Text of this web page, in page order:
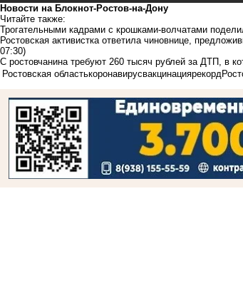
Новости на Блoкнoт-Ростов-на-Дону
Читайте также:
Трогательными кадрами с крошками-волчатами
Ростовская активистка ответила чиновнице,
07:30)
С ростовчанина требуют 260 тысяч рублей за ДТП, в
Ростовская областькоронавирусвакцинациярекорд